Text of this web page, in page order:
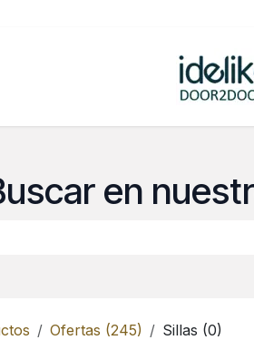
en
Ofertas (245) Sillas (0)